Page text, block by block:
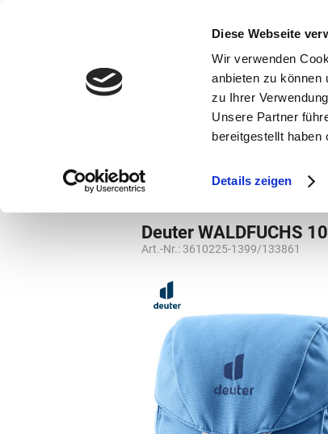
Diese Webseite
Wir verwenden
anbieten zu können
zu Ihrer
Unsere Partner
bereitgestellt haben
Details zeigen
bestellen und ausdrucken
Deuter WALDFUCHS 10
Art.-Nr.: 3610225-1399/133861